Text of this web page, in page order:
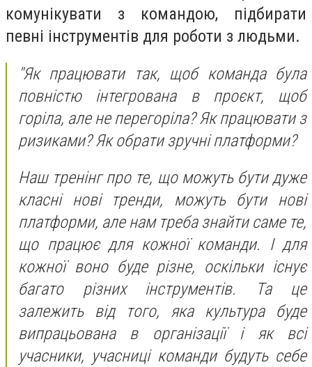
комунікувати з командою, підбирати
певні інструментів для роботи з людьми.
"Як працювати так, щоб команда була
повністю інтегрована в проєкт, щоб
горіла, але не перегоріла? Як працювати з
ризиками? Як обрати зручні платформи?
Наш тренінг про те, що можуть бути дуже
класні нові тренди, можуть бути нові
платформи, але нам треба знайти саме те,
що працює для кожної команди. І для
кожної воно буде різне, оскільки існує
багато різних інструментів. Та це
залежить від того, яка культура буде
випрацьована в організації і як всі
учасники, учасниці команди будуть себе